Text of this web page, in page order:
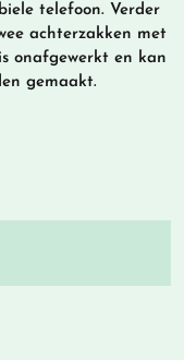
telefoon. Verder
achterzakken met
onafgewerkt en kan
gemaakt.